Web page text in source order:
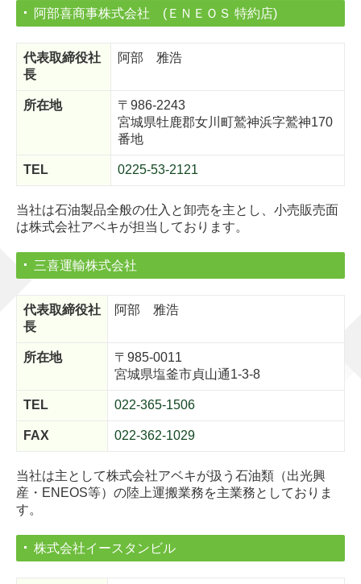
阿部喜商事株式会社 (ＥＮＥＯＳ 特約店)
代表取締役社
長
阿部 雅浩
所在地
〒986-2243
宮城県牡鹿郡女川町鷲神浜字鷲神170
番地
TEL 0225-53-2121
当社は石油製品全般の仕入と卸売を主とし、小売販売面
は株式会社アベキが担当しております。
三喜運輸株式会社
代表取締役社
長
阿部 雅浩
所在地
〒985-0011
宮城県塩釜市貞山通1-3-8
TEL 022-365-1506
FAX 022-362-1029
当社は主として株式会社アベキが扱う石油類（出光興
産・ENEOS等）の陸上運搬業務を主業務としておりま
す。
株式会社イースタンビル